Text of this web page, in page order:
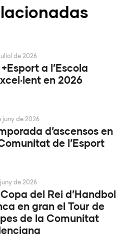
+Esport a l’Escola
en 2026
de 2026
d’ascensos en
de l’Esport
juny de 2026
del Rei d’Handbol
en gran el Tour de
de la Comunitat
de 2026